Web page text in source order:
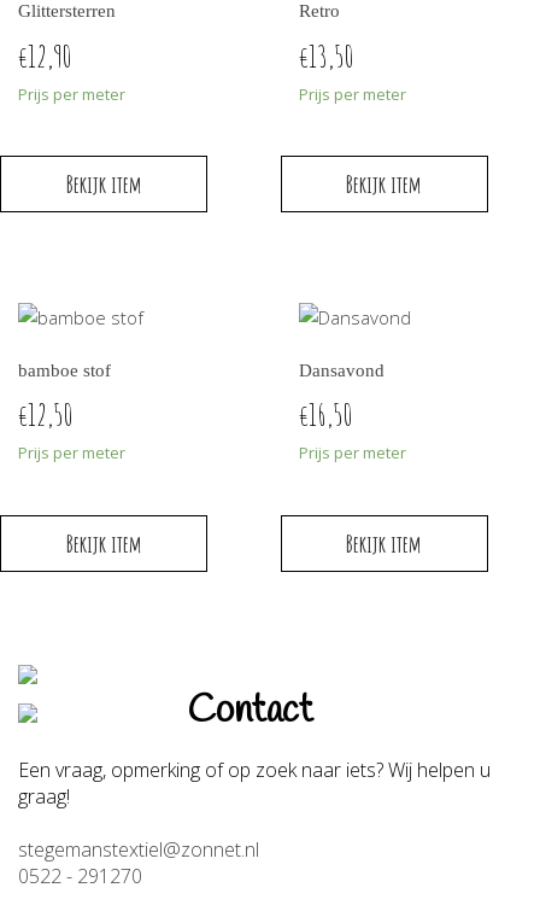
Glittersterren
€12,90
Prijs per meter
Bekijk item
Retro
€13,50
Prijs per meter
Bekijk item
bamboe stof
€12,50
Prijs per meter
Bekijk item
Dansavond
€16,50
Prijs per meter
Bekijk item
Contact
Een vraag, opmerking of op zoek naar iets? Wij helpen u
graag!
stegemanstextiel@zonnet.nl
0522 - 291270